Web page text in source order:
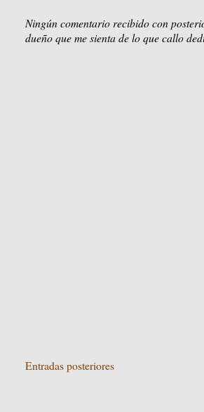
Ningún comentario recibido con
dueño que me sienta de lo que callo
Entradas posteriores